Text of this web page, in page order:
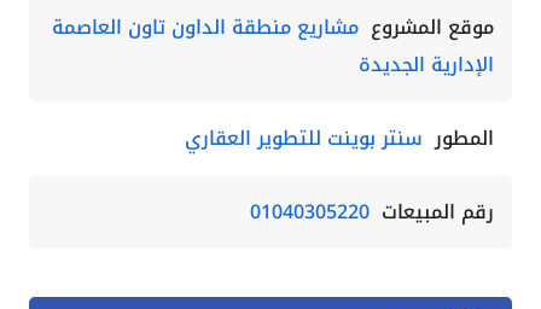
موقع المشروع مشاريع منطقة الداون تاون العاصمة
الإدارية الجديدة
المطور سنتر بوينت للتطوير العقاري
رقم المبيعات 01040305220